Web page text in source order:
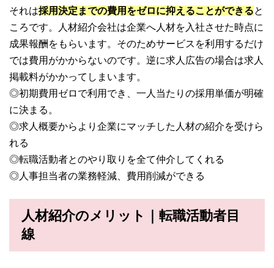
それは採用決定までの費用をゼロに抑えることができると
ころです。人材紹介会社は企業へ人材を入社させた時点に
成果報酬をもらいます。そのためサービスを利用するだけ
では費用がかからないのです。逆に求人広告の場合は求人
掲載料がかかってしまいます。
◎初期費用ゼロで利用でき、一人当たりの採用単価が明確
に決まる。
◎求人概要からより企業にマッチした人材の紹介を受けら
れる
◎転職活動者とのやり取りを全て仲介してくれる
◎人事担当者の業務軽減、費用削減ができる
人材紹介のメリット｜転職活動者目
線